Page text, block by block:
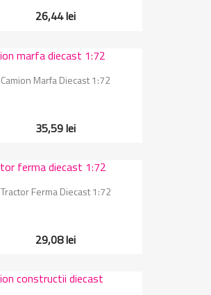
26,44 lei
Camion Marfa Diecast 1:72
35,59 lei
Tractor Ferma Diecast 1:72
29,08 lei